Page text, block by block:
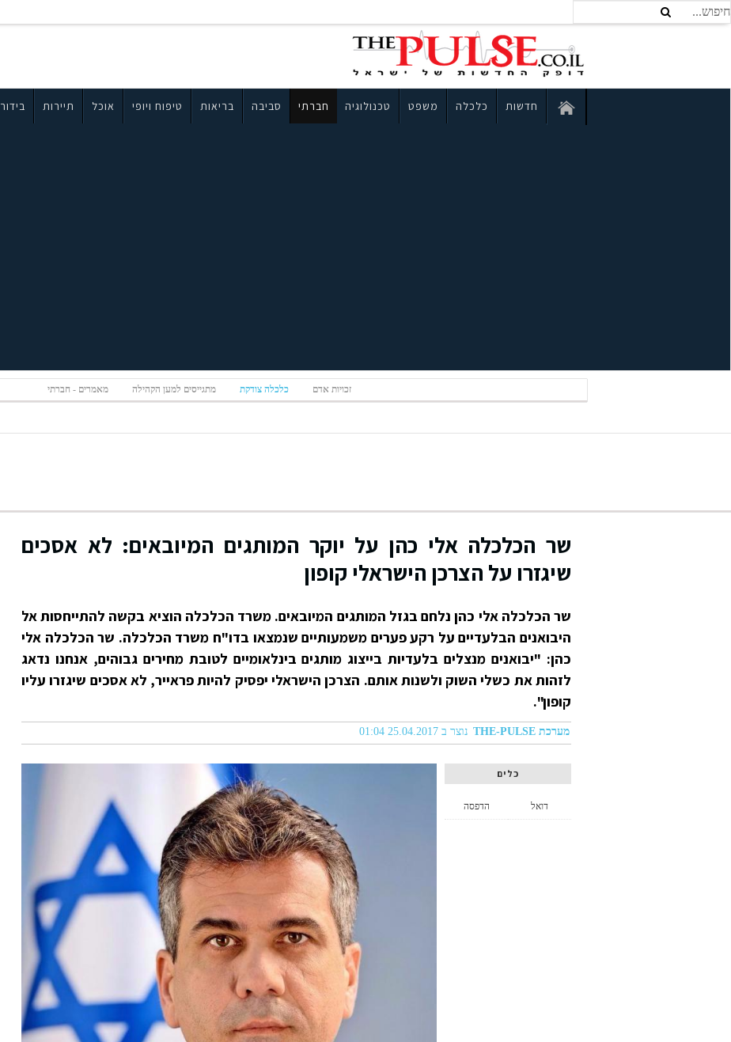
חדשות כלכלה משפט טכנולוגיה חברתי סביבה בריאות טיפוח ויופי אוכל תיירות בידור
זכויות אדם כלכלה צודקת מתגייסים למען הקהילה מאמרים - חברתי
שר הכלכלה אלי כהן על יוקר המותגים המיובאים: לא אסכים
שיגזרו על הצרכן הישראלי קופון
שר הכלכלה אלי כהן נלחם בגזל המותגים המיובאים. משרד הכלכלה הוציא בקשה להתייחסות אל
היבואנים הבלעדיים על רקע פערים משמעותיים שנמצאו בדו"ח משרד הכלכלה. שר הכלכלה אלי
כהן: "יבואנים מנצלים בלעדיות בייצוג מותגים בינלאומיים לטובת מחירים גבוהים, אנחנו נדאג
לזהות את כשלי השוק ולשנות אותם. הצרכן הישראלי יפסיק להיות פראייר, לא אסכים שיגזרו עליו
קופון".
מערכת THE-PULSE נוצר ב 25.04.2017 01:04
כלים
הדפסה דואל